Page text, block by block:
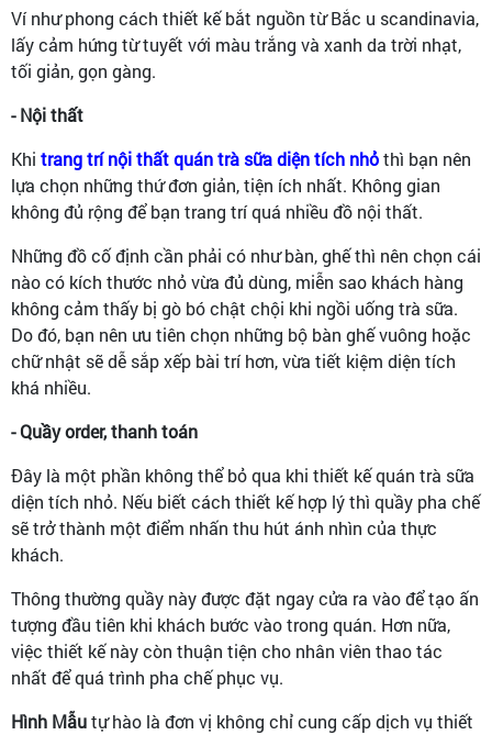
Ví như phong cách thiết kế bắt nguồn từ Bắc u scandinavia,
lấy cảm hứng từ tuyết với màu trắng và xanh da trời nhạt,
tối giản, gọn gàng.
- Nội thất
Khi trang trí nội thất quán trà sữa diện tích nhỏthì bạn nên
lựa chọn những thứ đơn giản, tiện ích nhất. Không gian
không đủ rộng để bạn trang trí quá nhiều đồ nội thất.
Những đồ cố định cần phải có như bàn, ghế thì nên chọn cái
nào có kích thước nhỏ vừa đủ dùng, miễn sao khách hàng
không cảm thấy bị gò bó chật chội khi ngồi uống trà sữa.
Do đó, bạn nên ưu tiên chọn những bộ bàn ghế vuông hoặc
chữ nhật sẽ dễ sắp xếp bài trí hơn, vừa tiết kiệm diện tích
khá nhiều.
- Quầy order, thanh toán
Đây là một phần không thể bỏ qua khi thiết kế quán trà sữa
diện tích nhỏ. Nếu biết cách thiết kế hợp lý thì quầy pha chế
sẽ trở thành một điểm nhấn thu hút ánh nhìn của thực
khách.
Thông thường quầy này được đặt ngay cửa ra vào để tạo ấn
tượng đầu tiên khi khách bước vào trong quán. Hơn nữa,
việc thiết kế này còn thuận tiện cho nhân viên thao tác
nhất để quá trình pha chế phục vụ.
Hình Mẫutự hào là đơn vị không chỉ cung cấp dịch vụ thiết